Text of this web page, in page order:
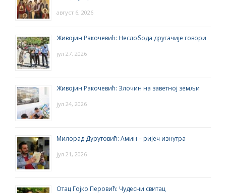
август 6, 2026
Живојин Ракочевић: Неслобода другачије говори
јул 27, 2026
Живојин Ракочевић: Злочин на заветној земљи
јул 24, 2026
Милорад Дурутовић: Амин – ријеч изнутра
јул 21, 2026
Отац Гојко Перовић: Чудесни свитац